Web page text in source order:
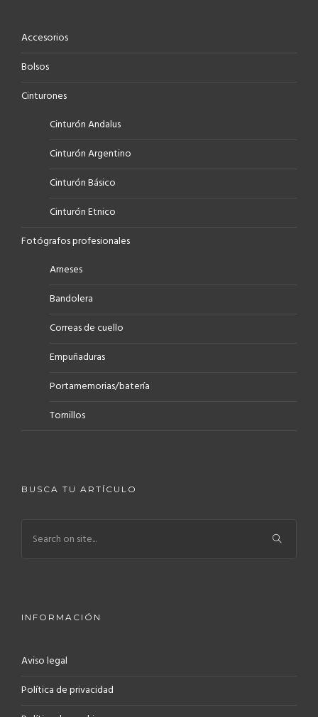
Accesorios
Bolsos
Cinturones
Cinturón Andalus
Cinturón Argentino
Cinturón Básico
Cinturón Etnico
Fotógrafos profesionales
Arneses
Bandolera
Correas de cuello
Empuñaduras
Portamemorias/batería
Tornillos
BUSCA TU ARTÍCULO
INFORMACIÓN
Aviso legal
Política de privacidad